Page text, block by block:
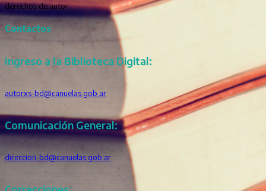
derechos de autor.
Contactos
Ingreso a la Biblioteca Digital:
autorxs-bd@canuelas.gob.ar
Comunicación General:
direccion-bd@canuelas.gob.ar